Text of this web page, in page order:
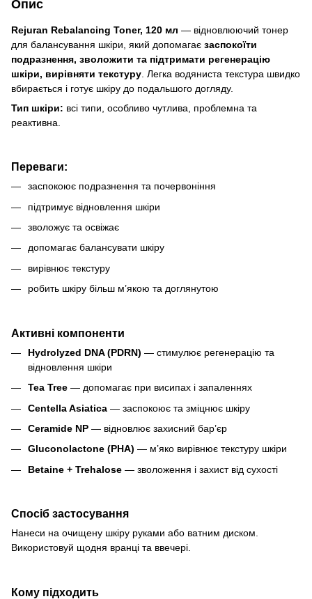
Опис
Rejuran Rebalancing Toner, 120 мл — відновлюючий тонер
для балансування шкіри, який допомагає заспокоїти
подразнення, зволожити та підтримати регенерацію
шкіри, вирівняти текстуру . Легка водяниста текстура швидко
вбирається і готує шкіру до подальшого догляду.
Тип шкіри: всі типи, особливо чутлива, проблемна та
реактивна.
Переваги:
заспокоює подразнення та почервоніння
підтримує відновлення шкіри
зволожує та освіжає
допомагає балансувати шкіру
вирівнює текстуру
робить шкіру більш м’якою та доглянутою
Активні компоненти
Hydrolyzed DNA (PDRN) — стимулює регенерацію та
відновлення шкіри
Tea Tree — допомагає при висипах і запаленнях
Centella Asiatica — заспокоює та зміцнює шкіру
Ceramide NP — відновлює захисний бар’єр
Gluconolactone (PHA) — м’яко вирівнює текстуру шкіри
Betaine + Trehalose — зволоження і захист від сухості
Спосіб застосування
Нанеси на очищену шкіру руками або ватним диском.
Використовуй щодня вранці та ввечері.
Кому підходить